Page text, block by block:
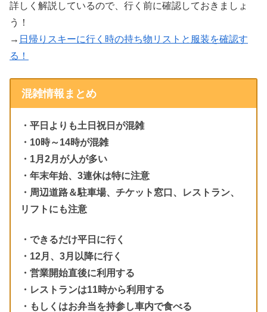
詳しく解説しているので、行く前に確認しておきましょ
う！
→ 日帰りスキーに行く時の持ち物リストと服装を確認す
る！
混雑情報まとめ
・平日よりも土日祝日が混雑
・10時～14時が混雑
・1月2月が人が多い
・年末年始、3連休は特に注意
・周辺道路＆駐車場、チケット窓口、レストラン、
リフトにも注意
・できるだけ平日に行く
・12月、3月以降に行く
・営業開始直後に利用する
・レストランは11時から利用する
・もしくはお弁当を持参し車内で食べる